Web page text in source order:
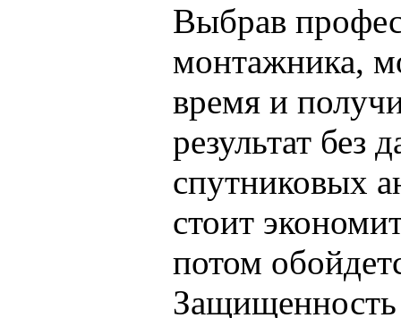
Выбрав
монтажника,
время и
результат без
спутниковых
стоит
потом